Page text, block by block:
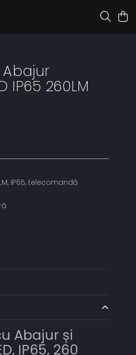
Abajur
IP65 260LM
IP65, telecomandă
Abajur și
IP65, 260